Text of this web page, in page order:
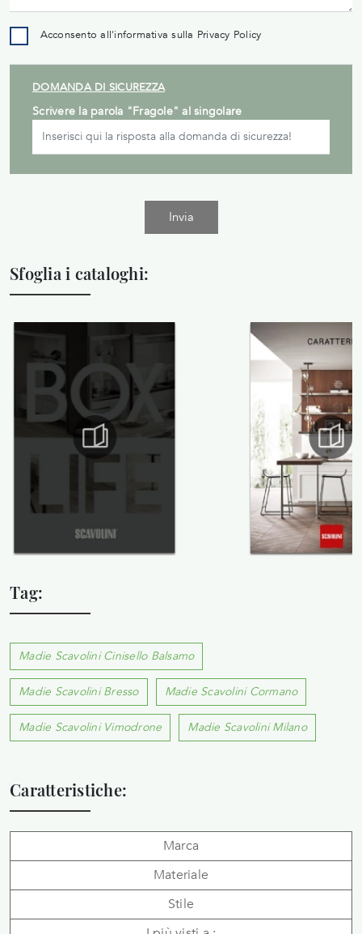
Acconsento all'informativa sulla Privacy Policy
DOMANDA DI SICUREZZA
Scrivere la parola "Fragole" al singolare
Invia
Sfoglia i cataloghi:
Tag:
Madie Scavolini Cinisello Balsamo
Madie Scavolini Bresso Madie Scavolini Cormano
Madie Scavolini Vimodrone Madie Scavolini Milano
Caratteristiche:
Marca
Materiale
Stile